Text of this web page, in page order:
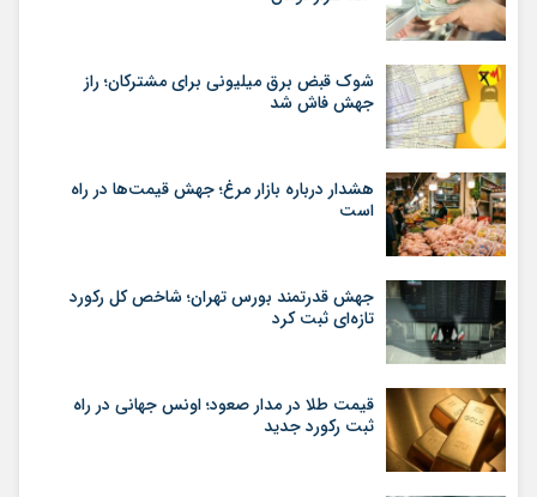
شوک قبض برق میلیونی برای مشترکان؛ راز
جهش فاش شد
هشدار درباره بازار مرغ؛ جهش قیمت‌ها در راه
است
جهش قدرتمند بورس تهران؛ شاخص کل رکورد
تازه‌ای ثبت کرد
قیمت طلا در مدار صعود؛ اونس جهانی در راه
ثبت رکورد جدید